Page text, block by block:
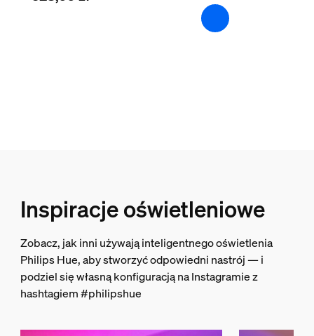
Tak
Przyciemnianie za pomocą aplikacji Hue i regulatora
Właściwości światła
Wskaźnik oddawania barw (CRI)
>80
Temperatura barwowa
2000-6500 K
Inspiracje oświetleniowe
Zobacz, jak inni używają inteligentnego oświetlenia
Philips Hue, aby stworzyć odpowiedni nastrój — i
podziel się własną konfiguracją na Instagramie z
hashtagiem #philipshue